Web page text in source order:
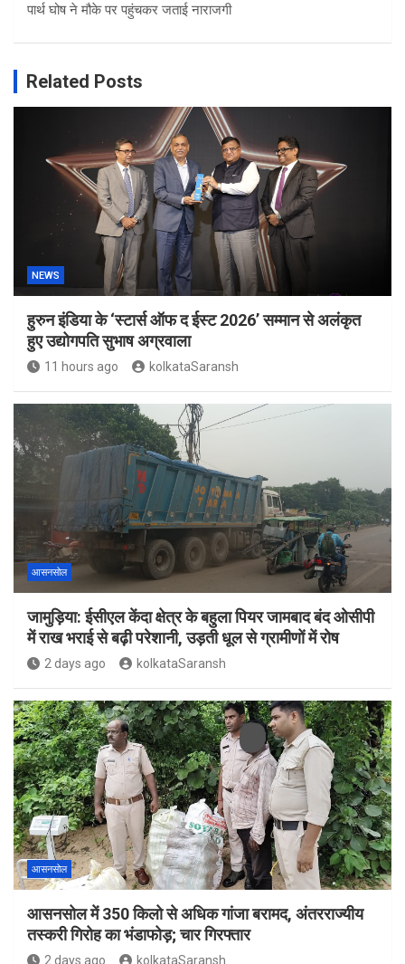
पार्थ घोष ने मौके पर पहुंचकर जताई नाराजगी
Related Posts
NEWS
हुरुन इंडिया के ‘स्टार्स ऑफ द ईस्ट 2026’ सम्मान से अलंकृत
हुए उद्योगपति सुभाष अग्रवाला
11 hours ago kolkataSaransh
आसनसोल
जामुड़िया: ईसीएल केंदा क्षेत्र के बहुला पियर जामबाद बंद ओसीपी
में राख भराई से बढ़ी परेशानी, उड़ती धूल से ग्रामीणों में रोष
2 days ago kolkataSaransh
आसनसोल
आसनसोल में 350 किलो से अधिक गांजा बरामद, अंतरराज्यीय
तस्करी गिरोह का भंडाफोड़; चार गिरफ्तार
2 days ago kolkataSaransh